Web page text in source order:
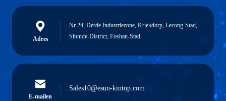
Adres
Nr 24, Derde Industriezone, Kriekdorp, Lecong-Stad,
Shunde-District, Foshan-Stad
E-mailen
Sales10@esun-kintop.com